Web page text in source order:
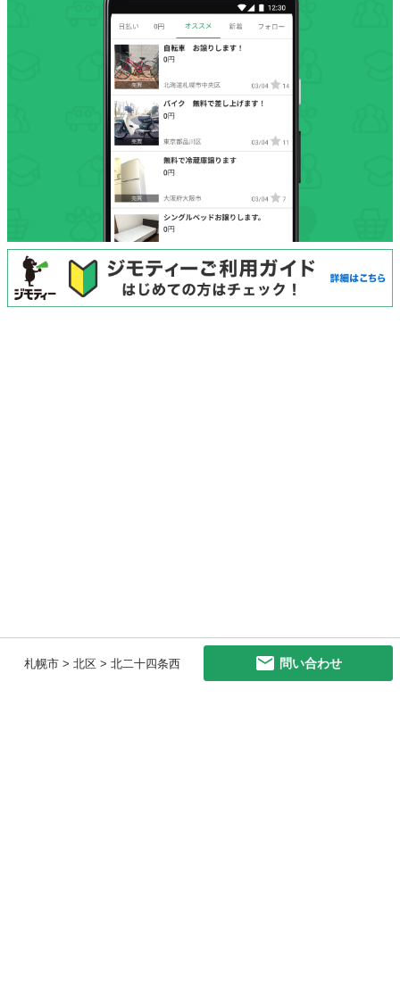
札幌市 > 北区 > 北二十四条西 問い合わせ